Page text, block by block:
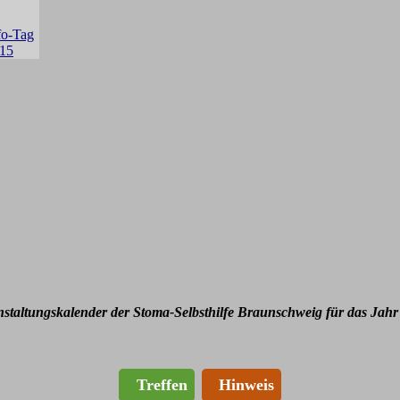
der Stoma-Selbsthilfe Braunschweig für das
Treffen Hinweis